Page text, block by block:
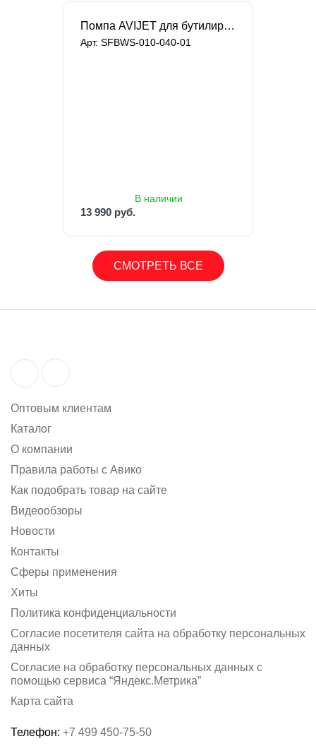
Помпа AVIJET для бутилированной воды
Арт. SFBWS-010-040-01
В наличии
13 990 руб.
СМОТРЕТЬ ВСЕ
Оптовым клиентам
Каталог
О компании
Правила работы с Авико
Как подобрать товар на сайте
Видеообзоры
Новости
Контакты
Сферы применения
Хиты
Политика конфиденциальности
Согласие посетителя сайта на обработку персональных
данных
Согласие на обработку персональных данных с
помощью сервиса “Яндекс.Метрика”
Карта сайта
Телефон: +7 499 450-75-50